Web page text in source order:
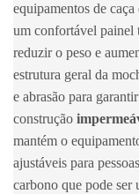
equipamentos de
um confortável painel
reduzir o peso e
estrutura geral da
e abrasão para
construção
mantém o
ajustáveis ​​para
carbono que pode ser